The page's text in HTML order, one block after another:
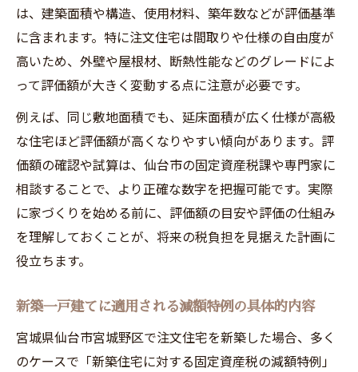
は、建築面積や構造、使用材料、築年数などが評価基準
に含まれます。特に注文住宅は間取りや仕様の自由度が
高いため、外壁や屋根材、断熱性能などのグレードによ
って評価額が大きく変動する点に注意が必要です。
例えば、同じ敷地面積でも、延床面積が広く仕様が高級
な住宅ほど評価額が高くなりやすい傾向があります。評
価額の確認や試算は、仙台市の固定資産税課や専門家に
相談することで、より正確な数字を把握可能です。実際
に家づくりを始める前に、評価額の目安や評価の仕組み
を理解しておくことが、将来の税負担を見据えた計画に
役立ちます。
新築一戸建てに適用される減額特例の具体的内容
宮城県仙台市宮城野区で注文住宅を新築した場合、多く
のケースで「新築住宅に対する固定資産税の減額特例」